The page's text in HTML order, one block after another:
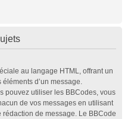
au langage HTML, offrant un
d’un message.
pouvez utiliser les BBCodes, vous
de vos messages en utilisant
de message. Le BBCode